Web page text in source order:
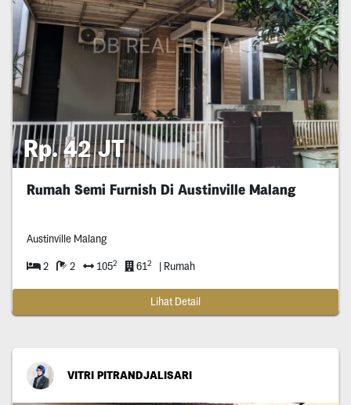
Rp. 42 JT
Rumah Semi Furnish Di Austinville Malang
Austinville Malang
2 2 1052 612 | Rumah
Lihat Detail
VITRI PITRANDJALISARI